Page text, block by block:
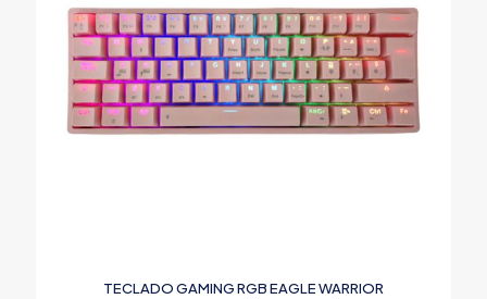
TECLADO GAMING RGB EAGLE WARRIOR